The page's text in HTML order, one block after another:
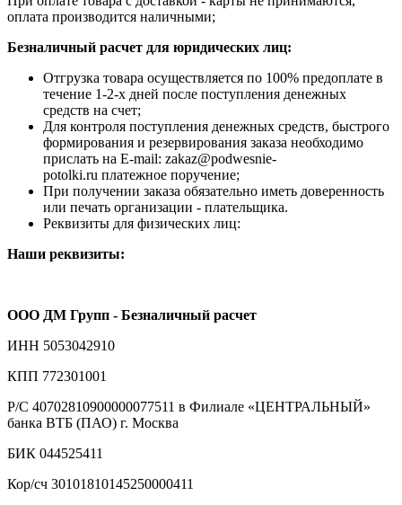
оплата производится наличными;
Безналичный расчет для юридических лиц:
Отгрузка товара осуществляется по 100% предоплате в
течение 1-2-х дней после поступления денежных
средств на счет;
Для контроля поступления денежных средств, быстрого
формирования и резервирования заказа необходимо
прислать на E-mail: zakaz@podwesnie-
potolki.ru платежное поручение;
При получении заказа обязательно иметь доверенность
или печать организации - плательщика.
Реквизиты для физических лиц:
Наши реквизиты:
ООО ДМ Групп - Безналичный расчет
ИНН 5053042910
КПП 772301001
Р/С 40702810900000077511 в Филиале «ЦЕНТРАЛЬНЫЙ»
банка ВТБ (ПАО) г. Москва
БИК 044525411
Кор/сч 30101810145250000411